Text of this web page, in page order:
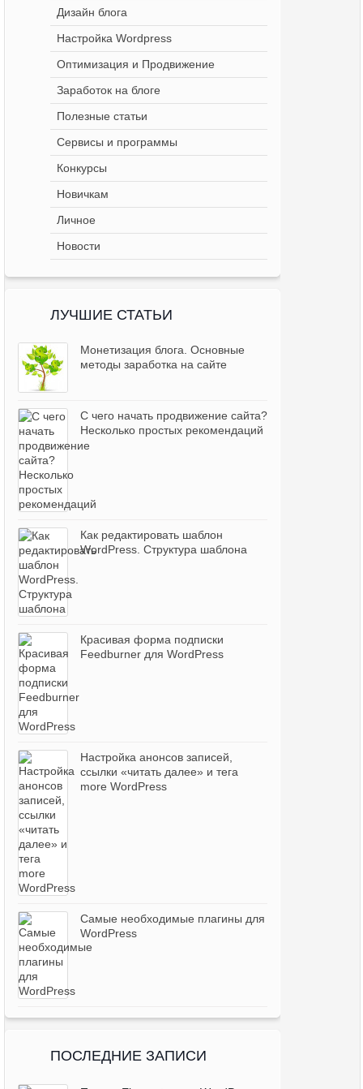
Дизайн блога
Настройка Wordpress
Оптимизация и Продвижение
Заработок на блоге
Полезные статьи
Сервисы и программы
Конкурсы
Новичкам
Личное
Новости
ЛУЧШИЕ СТАТЬИ
Монетизация блога. Основные
методы заработка на сайте
С чего начать продвижение сайта?
Несколько простых рекомендаций
Как редактировать шаблон
WordPress. Структура шаблона
Красивая форма подписки
Feedburner для WordPress
Настройка анонсов записей,
ссылки «читать далее» и тега
more WordPress
Самые необходимые плагины для
WordPress
ПОСЛЕДНИЕ ЗАПИСИ